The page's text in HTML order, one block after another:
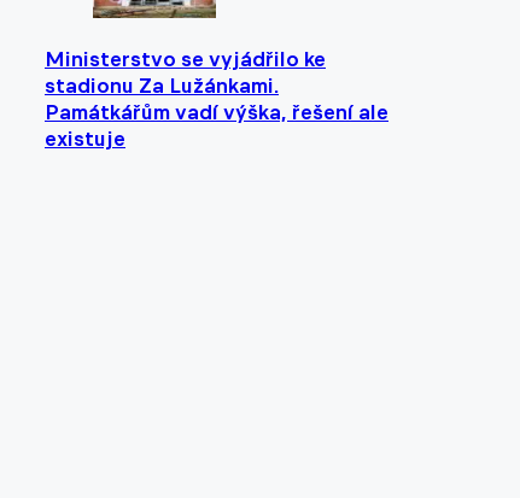
Ministerstvo se vyjádřilo ke
stadionu Za Lužánkami.
Památkářům vadí výška, řešení ale
existuje